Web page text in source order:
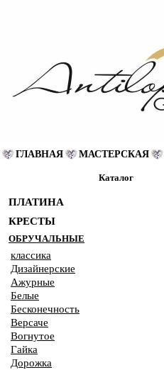
ГЛАВНАЯ МАСТЕРСКАЯ
Каталог
ПЛАТИНА
КРЕСТЫ
ОБРУЧАЛЬНЫЕ
классика
Дизайнерские
Ажурные
Белые
Бесконечность
Версаче
Вогнутое
Гайка
Дорожка